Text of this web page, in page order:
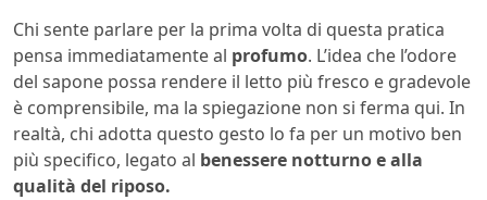
Chi sente parlare per la prima volta di questa pratica
pensa immediatamente al profumo. L’idea che l’odore
del sapone possa rendere il letto più fresco e gradevole
è comprensibile, ma la spiegazione non si ferma qui. In
realtà, chi adotta questo gesto lo fa per un motivo ben
più specifico, legato al benessere notturno e alla
qualità del riposo.